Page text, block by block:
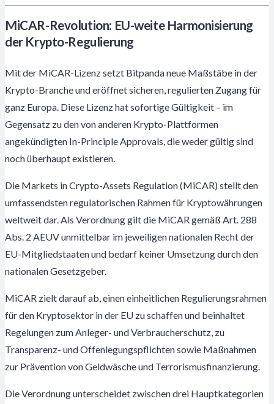
MiCAR-Revolution: EU-weite Harmonisierung
der Krypto-Regulierung
Mit der MiCAR-Lizenz setzt Bitpanda neue Maßstäbe in der
Krypto-Branche und eröffnet sicheren, regulierten Zugang für
ganz Europa. Diese Lizenz hat sofortige Gültigkeit – im
Gegensatz zu den von anderen Krypto-Plattformen
angekündigten In-Principle Approvals, die weder gültig sind
noch überhaupt existieren.
Die Markets in Crypto-Assets Regulation (MiCAR) stellt den
umfassendsten regulatorischen Rahmen für Kryptowährungen
weltweit dar. Als Verordnung gilt die MiCAR gemäß Art. 288
Abs. 2 AEUV unmittelbar im jeweiligen nationalen Recht der
EU-Mitgliedstaaten und bedarf keiner Umsetzung durch den
nationalen Gesetzgeber.
MiCAR zielt darauf ab, einen einheitlichen Regulierungsrahmen
für den Kryptosektor in der EU zu schaffen und beinhaltet
Regelungen zum Anleger- und Verbraucherschutz, zu
Transparenz- und Offenlegungspflichten sowie Maßnahmen
zur Prävention von Geldwäsche und Terrorismusfinanzierung.
Die Verordnung unterscheidet zwischen drei Hauptkategorien